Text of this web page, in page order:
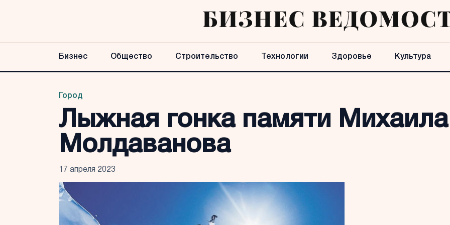
Бизнес Общество Строительство Технологии Здоровье Культура
Город
Лыжная гонка памяти Михаила
Молдаванова
17 апреля 2023